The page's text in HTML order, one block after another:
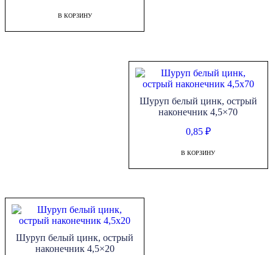
В КОРЗИНУ
Шуруп белый цинк, острый
наконечник 4,5×70
0,85 ₽
В КОРЗИНУ
Шуруп белый цинк, острый
наконечник 4,5×20